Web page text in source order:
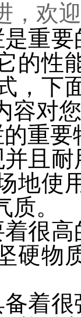
，欢
重
的性
，下
容对
重要
且
地使
。
很
硬物
着